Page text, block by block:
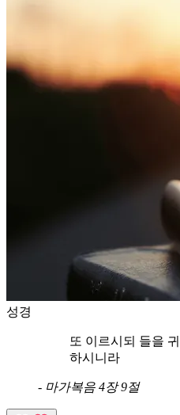
성경
또 이르시되 들을
하시니라
- 마가복음 4장 9절